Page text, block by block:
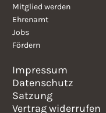
Mitglied werden
Ehrenamt
Jobs
Fördern
Impressum
Datenschutz
Satzung
Vertrag widerrufen